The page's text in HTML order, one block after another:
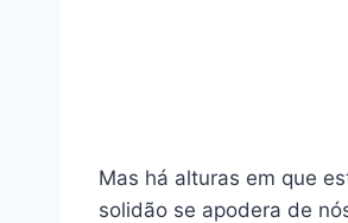
Mas há alturas em que
solidão se apodera de